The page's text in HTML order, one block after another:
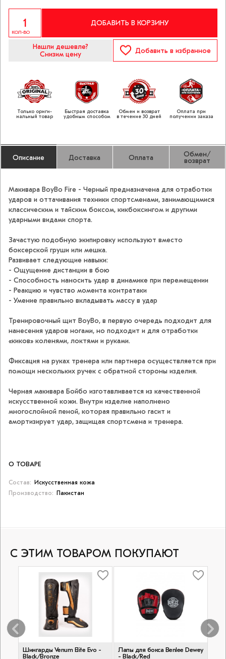
КОЛ-ВО
ДОБАВИТЬ В КОРЗИНУ
Нашли дешевле?
Снизим цену
Добавить в избранное
Только ориги­
нальный товар
Быстрая доставка
удобным способом
Обмен и возврат
в течение 30 дней
Оплата при
получении заказа
Описание Доставка Оплата Обмен/
возврат
Макивара BoyBo Fire - Черный предназначена для отработки
ударов и оттачивания техники спортсменами, занимающимися
классическим и тайским боксом, кикбоксингом и другими
ударными видами спорта.
Зачастую подобную экипировку используют вместо
боксерской груши или мешка.
Развивает следующие навыки:
- Ощущение дистанции в бою
- Способность наносить удар в динамике при перемещении
- Реакцию и чувство момента контратаки
- Умение правильно вкладывать массу в удар
Тренировочный щит BoyBo, в первую очередь подходит для
нанесения ударов ногами, но подходит и для отработки
«киков» коленями, локтями и руками.
Фиксация на руках тренера или партнера осуществляется при
помощи нескольких ручек с обратной стороны изделия.
Черная макивара Бойбо изготавливается из качественной
искусственной кожи. Внутри изделие наполнено
многослойной пеной, которая правильно гасит и
амортизирует удар, защищая спортсмена и тренера.
О ТОВАРЕ
Состав: Искусственная кожа
Производство:
Пакистан
С ЭТИМ ТОВАРОМ ПОКУПАЮТ
Шингарды Venum Elite Evo -
Black/Bronze
Лапы для бокса Benlee Dewey
- Black/Red